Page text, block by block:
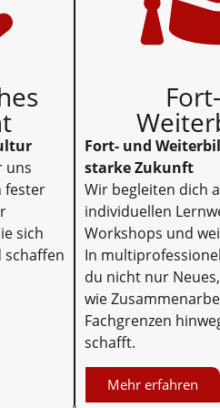
uns
fester
sich
schaffen
Fort- und
starke Zukunft
Wir begleiten dich
individuellen
Workshops und
In
du nicht nur
wie
Fachgrenzen
schafft.
Mehr erfahren